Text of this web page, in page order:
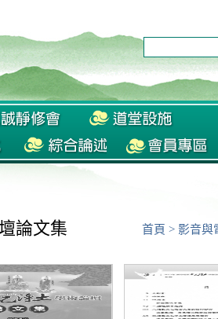
論文集 首頁 > 影音與